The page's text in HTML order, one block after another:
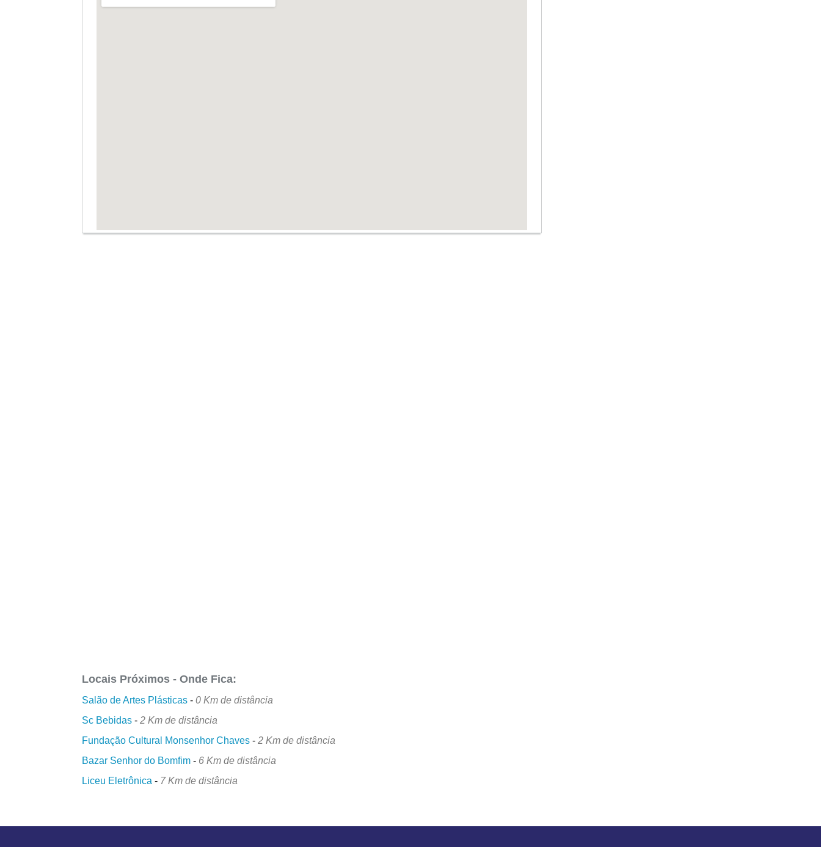
Locais Próximos - Onde Fica:
Salão de Artes Plásticas -0 Km de distância
Sc Bebidas -2 Km de distância
Fundação Cultural Monsenhor Chaves -2 Km de distância
Bazar Senhor do Bomfim - 6 Km de distância
Liceu Eletrônica - 7 Km de distância